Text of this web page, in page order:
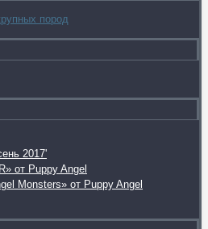
2017'
от Puppy Angel
Monsters» от Puppy Angel